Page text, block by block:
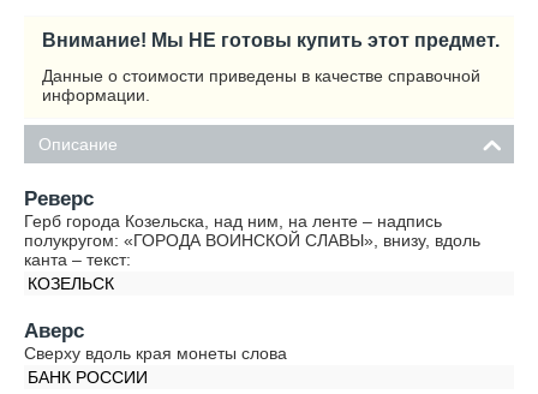
Внимание! Мы НЕ готовы купить этот предмет.
Данные о стоимости приведены в качестве справочной
информации.
Описание
Реверс
Герб города Козельска, над ним, на ленте – надпись
полукругом: «ГОРОДА ВОИНСКОЙ СЛАВЫ», внизу, вдоль
канта – текст:
КОЗЕЛЬСК
Аверс
Сверху вдоль края монеты слова
БАНК РОССИИ